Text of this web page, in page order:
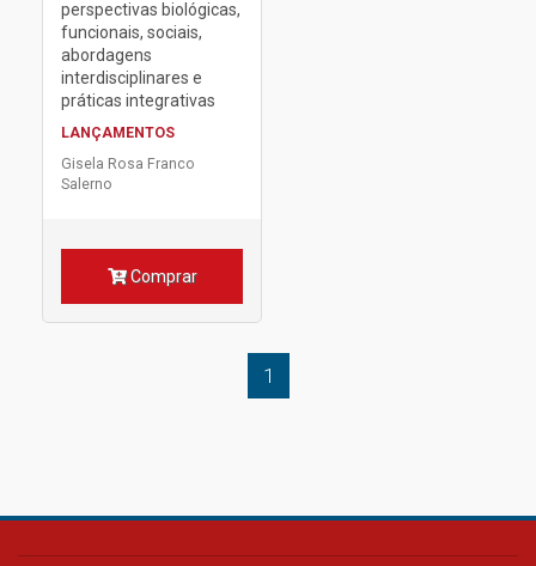
perspectivas biológicas,
funcionais, sociais,
abordagens
interdisciplinares e
práticas integrativas
LANÇAMENTOS
Gisela Rosa Franco
Salerno
Comprar
1